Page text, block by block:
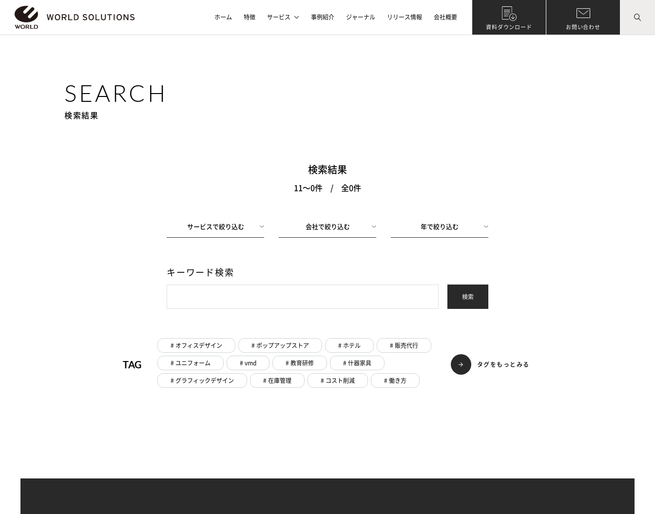
ホーム 特徴 サービス 事例紹介 ジャーナル リリース情報 会社概要
資料ダウンロード お問い合わせ
SEARCH
検索結果
検索結果
11～0件 / 全0件
サービスで絞り込む 会社で絞り込む 年で絞り込む
キーワード検索
検索
TAG
# オフィスデザイン # ポップアップストア # ホテル
# 販売代行
# ユニフォーム
# vmd # 教育研修
# 什器家具
# グラフィックデザイン
# 在庫管理 # コスト削減 # 働き方
タグをもっとみる